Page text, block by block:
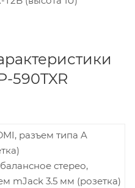
590TXR
разъем типа A
стерео,
mJack 3.5 мм (розетка)